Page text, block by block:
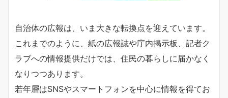
自治体の広報は、いま大きな転換点を迎えています。
これまでのように、紙の広報誌や庁内掲示板、記者ク
ラブへの情報提供だけでは、住民の暮らしに届かなく
なりつつあります。
若年層はSNSやスマートフォンを中心に情報を得てお